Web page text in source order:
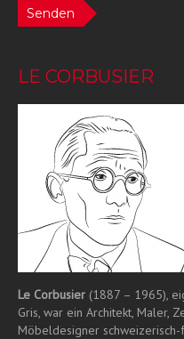
Senden
LE CORBUSIER
Le Corbusier (1887 – 1965),
Gris, war ein Architekt, Maler,
Möbeldesigner schweizerisch-